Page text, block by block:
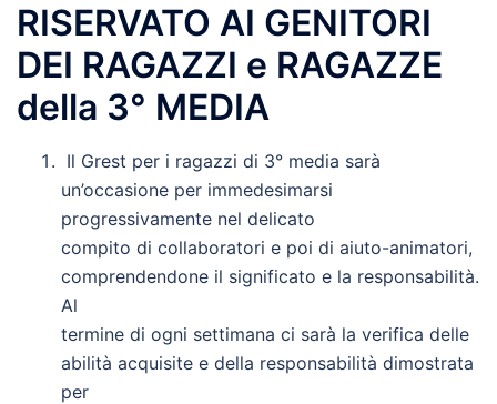
RISERVATO AI GENITORI
DEI RAGAZZI e RAGAZZE
della 3° MEDIA
Il Grest per i ragazzi di 3° media sarà
un’occasione per immedesimarsi
progressivamente nel delicato
compito di collaboratori e poi di aiuto-animatori,
comprendendone il significato e la responsabilità.
Al
termine di ogni settimana ci sarà la verifica delle
abilità acquisite e della responsabilità dimostrata
per